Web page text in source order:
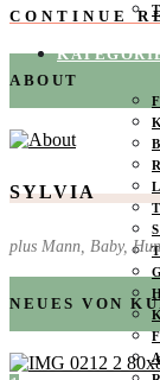
CONTINUE
ABOUT
SYLVIA
plus Mann, Baby,
NEUES VON